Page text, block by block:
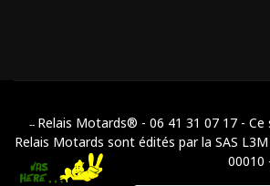
-- Relais Motards® - 06 41 31 07 17 -
Relais Motards sont édités par la SAS
00010